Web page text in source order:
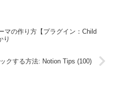
マの作り方【プラグイン：Child
り
クする方法: Notion Tips (100)